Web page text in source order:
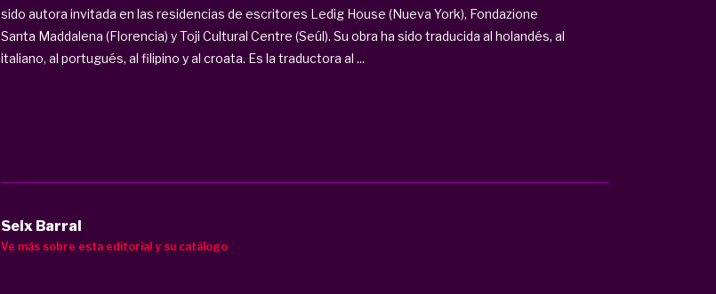
sido autora invitada en las residencias de escritores Ledig House (Nueva York), Fondazione
Santa Maddalena (Florencia) y Toji Cultural Centre (Seúl). Su obra ha sido traducida al holandés, al
italiano, al portugués, al filipino y al croata. Es la traductora al ...
Seix Barral
Ve más sobre esta editorial y su catálogo